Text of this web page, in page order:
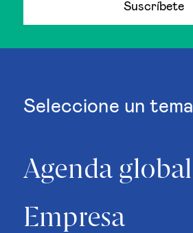
Suscríbete
Seleccione un tema
Agenda global
Empresa